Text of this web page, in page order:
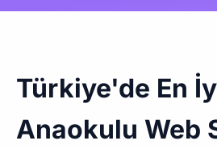
Türkiye'de En
Anaokulu Web